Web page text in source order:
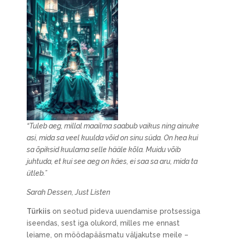
“Tuleb aeg, millal maailma saabub vaikus ning ainuke
asi, mida sa veel kuulda võid on sinu süda. On hea kui
sa õpiksid kuulama selle hääle kõla. Muidu võib
juhtuda, et kui see aeg on käes, ei saa sa aru, mida ta
ütleb.”
Sarah Dessen, Just Listen
Türkiison seotud pideva uuendamise protsessiga
iseendas, sest iga olukord, milles me ennast
leiame, on möödapääsmatu väljakutse meile –